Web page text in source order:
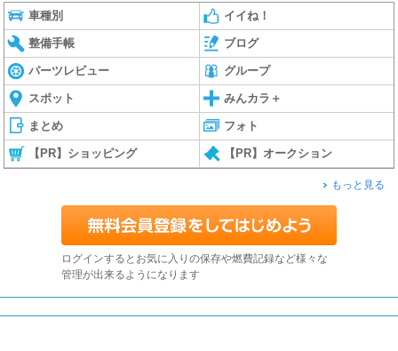
車種別 イイね！
整備手帳 ブログ
パーツレビュー グループ
スポット みんカラ＋
まとめ フォト
【PR】ショッピング 【PR】オークション
もっと見る
ログインするとお気に入りの保存や燃費記録など様々な
管理が出来るようになります